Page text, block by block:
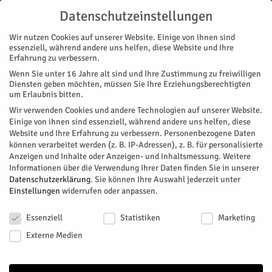
Start
« Alle Veranstaltungen
Diese Veranstaltung hat bereits stattgefunden.
Ausstellung: Licht und Schatten
Datenschutzeinstellungen
Wir nutzen Cookies auf unserer Website. Einige von ihnen sind
essenziell, während andere uns helfen, diese Website und Ihre
Erfahrung zu verbessern.
Wenn Sie unter 16 Jahre alt sind und Ihre Zustimmung zu freiwilligen
Diensten geben möchten, müssen Sie Ihre Erziehungsberechtigten
um Erlaubnis bitten.
Wir verwenden Cookies und andere Technologien auf unserer Website.
Einige von ihnen sind essenziell, während andere uns helfen, diese
Website und Ihre Erfahrung zu verbessern. Personenbezogene Daten
können verarbeitet werden (z. B. IP-Adressen), z. B. für personalisierte
Anzeigen und Inhalte oder Anzeigen- und Inhaltsmessung. Weitere
Informationen über die Verwendung Ihrer Daten finden Sie in unserer
Datenschutzerklärung. Sie können Ihre Auswahl jederzeit unter
Einstellungen widerrufen oder anpassen.
Essenziell
Statistiken
Marketing
Externe Medien